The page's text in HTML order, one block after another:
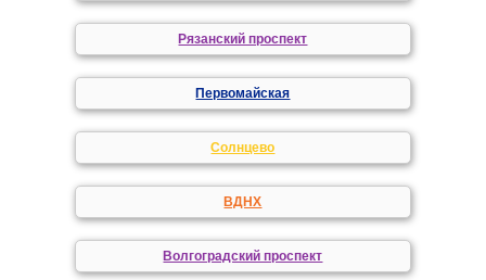
Рязанский проспект
Первомайская
Солнцево
ВДНХ
Волгоградский проспект